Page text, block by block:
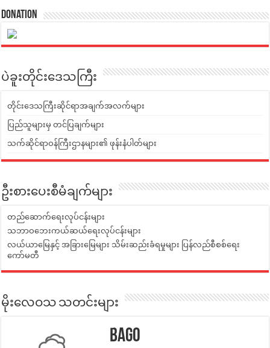
Donation
ပဲခူးတိုင်းဒေသကြီး
တိုင်းဒေသကြီးဆိုင်ရာအချက်အလက်များ
ပြည်သူများမှ တင်ပြချက်များ
သက်ဆိုင်ရာဝန်ကြီးဌာနများ၏ ဖုန်းနံပါတ်များ
ဦးစားပေးစီမံချက်များ
တည်ဆောက်ရေးလုပ်ငန်းများ
သဘာဝဘေးကယ်ဆယ်ရေးလုပ်ငန်းများ
လယ်ယာမြေနှင့် အခြားမြေများ သိမ်းဆည်းခံရမှုများ ပြန်လည်စီစစ်ရေး
ကော်မတီ
မိုးလေဝသ သတင်းများ
Bago